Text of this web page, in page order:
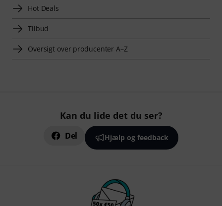
Hot Deals
Tilbud
Oversigt over producenter A–Z
Kan du lide det du ser?
Del Hjælp og feedback